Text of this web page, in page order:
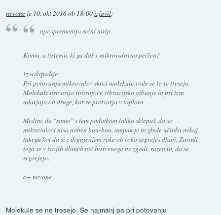
nevone je 10. okt 2016 ob 18:00izjavil:
npr spremenijo srčni utrip.
Komu, a tistemu, ki ga daš v mikrovalovno pečico?
Iz wikipedije:
Pri potovanju mikrovalov skozi molekule vode se le-te tresejo.
Molekule ustvarijo rotirajoče vibracijsko gibanje in pri tem
udarjajo ob druge, kar se pretvarja v toploto.
Mislim, da "samo" s tem podatkom lahko sklepaš, da so
mikrovalovi niso noben bau-bau, ampak je to glede učinka nekaj
takega kot da si z drgnjenjem roke ob roko segreješ dlani. Zaradi
tega se v tvojih dlaneh nič bistvenega ne zgodi, razen to, da se
segrejejo.
o+ nevone
Molekule se ne tresejo. Se najmanj pa pri potovanju